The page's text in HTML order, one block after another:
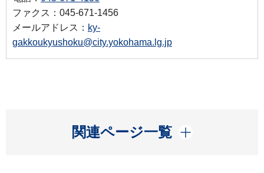
ファクス：045-671-1456
メールアドレス： ky-
gakkoukyushoku@city.yokohama.lg.jp
関連ページ一覧
開く